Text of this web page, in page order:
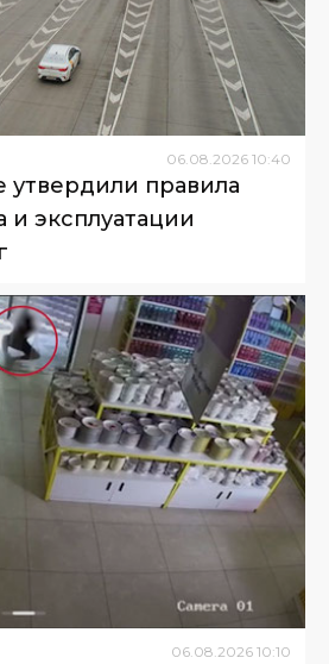
06 08 2026 10:40
утвердили правила
и эксплуатации
06.08.2026 10:10